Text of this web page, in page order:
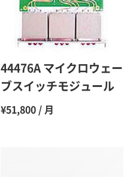
75％（割引率25％）
70％（割引率30％）
60％（割引率 40％）
55％（割引率45％）
44476A マイクロウェー
ブスイッチモジュール
¥51,800 / 月